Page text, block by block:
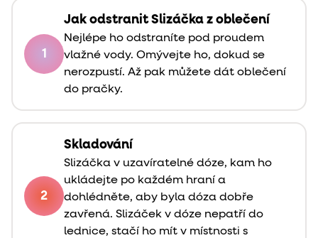
1
Jak odstranit Slizáčka z oblečení
Nejlépe ho odstraníte pod proudem
vlažné vody. Omývejte ho, dokud se
nerozpustí. Až pak můžete dát oblečení
do pračky.
2
Skladování
Slizáčka v uzavíratelné dóze, kam ho
ukládejte po každém hraní a
dohlédněte, aby byla dóza dobře
zavřená. Slizáček v dóze nepatří do
lednice, stačí ho mít v místnosti s